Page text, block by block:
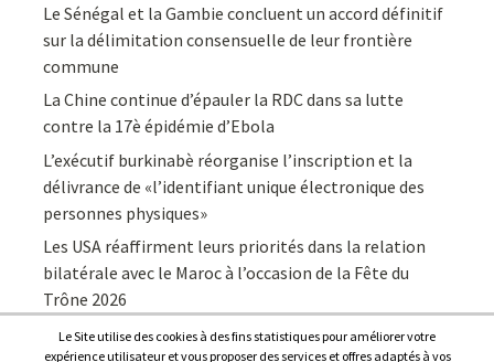
Le Sénégal et la Gambie concluent un accord définitif
sur la délimitation consensuelle de leur frontière
commune
La Chine continue d’épauler la RDC dans sa lutte
contre la 17è épidémie d’Ebola
L’exécutif burkinabè réorganise l’inscription et la
délivrance de «l’identifiant unique électronique des
personnes physiques»
Les USA réaffirment leurs priorités dans la relation
bilatérale avec le Maroc à l’occasion de la Fête du
Trône 2026
Le Site utilise des cookies à des fins statistiques pour améliorer votre
expérience utilisateur et vous proposer des services et offres adaptés à vos